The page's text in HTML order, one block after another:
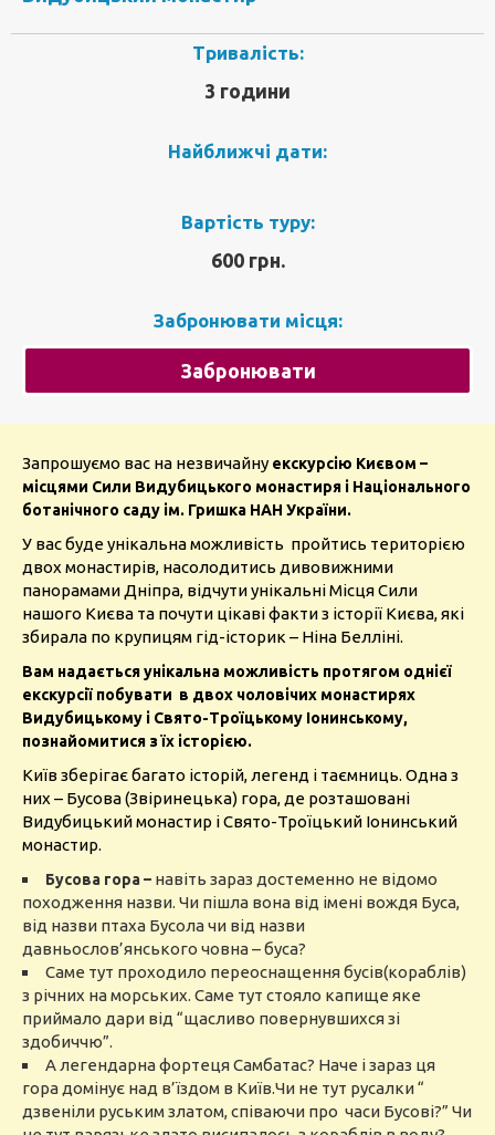
Тривалість:
3 години
Найближчі дати:
Вартість туру:
600 грн.
Забронювати місця:
Забронювати
Запрошуємо вас на незвичайну екскурсію Києвом –
місцями Сили Видубицького монастиря і Національного
ботанічного саду ім. Гришка НАН України.
У вас буде унікальна можливість пройтись територією
двох монастирів, насолодитись дивовижними
панорамами Дніпра, відчути унікальні Місця Сили
нашого Києва та почути цікаві факти з історії Києва, які
збирала по крупицям гід-історик – Ніна Белліні.
Вам надається унікальна можливість протягом однієї
екскурсії побувати в двох чоловічих монастирях
Видубицькому і Свято-Троїцькому Іонинському,
познайомитися з їх історією.
Київ зберігає багато історій, легенд і таємниць. Одна з
них – Бусова (Звіринецька) гора, де розташовані
Видубицький монастир і Свято-Троїцький Іонинський
монастир.
Бусова гора– навіть зараз достеменно не відомо
походження назви. Чи пішла вона від імені вождя Буса,
від назви птаха Бусола чи від назви
давньослов’янського човна – буса?
Саме тут проходило переоснащення бусів(кораблів)
з річних на морських. Саме тут стояло капище яке
приймало дари від “щасливо повернувшихся зі
здобиччю”.
А легендарна фортеця Самбатас? Наче і зараз ця
гора домінує над в’їздом в Київ.Чи не тут русалки “
дзвеніли руським златом, співаючи про часи Бусові?” Чи